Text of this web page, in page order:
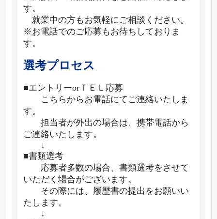
す。
就業中の方もお気軽にご相談ください。
※お電話でのご応募もお待ちしておりま
す。
選考プロセス
■エントリーorＴＥＬ応募
こちらからお電話にてご連絡いたしま
す。
担当者が外出の場合は、携帯電話から
ご連絡いたします。
↓
■書類選考
応募者多数の場合、書類選考をさせて
いただく場合がございます。
その際には、履歴書の提出をお願いい
たします。
↓